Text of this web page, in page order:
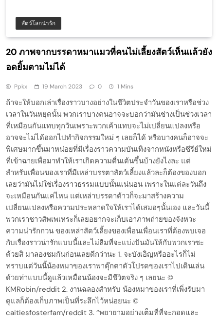
สัตว์โลกน่ารัก
20 ภาพจากบรรดาหมาแมวที่คนไม่เลี้ยงสัตว์เห็นแล้วยัง
อดยิ้มตามไม่ได้
Ppkx 19 March 2023 0 1 Mins
ถ้าจะให้บอกเล่าเรื่องราวบางอย่างในชีวิตประจำวันของเราหรือช่วง
เวลาในวันหยุดนั้น พวกเราบางคนอาจจะบอกว่ามันช่างเป็นช่วงเวลา
ที่เหมือนกันแทบทุกวันเพราะพวกเค้าแทบจะไม่เปลี่ยนแปลงหรือ
อาจจะไม่ได้ออกไปทำกิจกรรมใหม่ ๆ เลยก็ได้ หรือบางคนก็อาจจะ
พิเศษมากขึ้นมาหน่อยที่มีเรื่องราวความบันเทิงจากหนังหรือซีรีย์ใหม่
ที่เข้าฉายเพื่อมาทำให้เราเกิดความตื่นเต้นขึ้นบ้างยังไงละ แต่
สำหรับเพื่อนของเราที่มีเหล่าบรรตาสัตว์เลี้ยงแล้วละก็ต้องของบอก
เลยว่ามันไม่ใช่เรื่องราวธรรมแบบนั้นแน่นอน เพราะในแต่ละวันถึง
จะเหมือนกันแค่ไหน แต่เหล่าบรรดาต้าวก็จะมาสร้างความ
เปลี่ยนแปลงหรือความประหลาดใจให้เราได้เสมอๆนั้นเอง และวันนี้
พวกเราชาวสัพเพเหระก็เลยอยากจะเก็บเอาภาพถ่ายของจังหวะ
ความน่ารักกวน ของเหล่าสัตว์เลี้ยงของเพื่อนเพื่อนเราที่ต้องพบเจอ
กับเรื่องราวน่ารักแบบนี้และไม่ลืมที่จะแบ่งปันมันให้กับพวกเราซะ
ด้วยสิ มาลองชมกันก่อนเลยดีกว่านะ 1. จะบังเอิญหรืออะไรก็ไม่
ทราบแต่วันนี้น้องหมาของเราพาตุ๊กตาตัวโปรดของเราไปเดินเล่น
ด้วยท่าแบบนี้ดูแล้วเหมื่อนน้องจะมีชีวิตจริง ๆ เลยนะ ©
KMRobin/reddit 2. งานฉลองสำหรับ น้องหมาของเราที่เพิ่งรับมา
ดูแลก็ต้องเก็บภาพเป็นที่ระลึกไว้หน่อยนะ ©
caitiesfosterfam/reddit 3. “พยายามอย่างเต็มที่ที่จะกอดและ